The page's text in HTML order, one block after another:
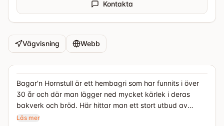
Kontakta
Vägvisning Webb
Bagar'n Hornstull är ett hembagri som har funnits i över
30 år och där man lägger ned mycket kärlek i deras
bakverk och bröd. Här hittar man ett stort utbud av
kakor, smörgåstårtor, bröd och veganska bakverk
Läs mer